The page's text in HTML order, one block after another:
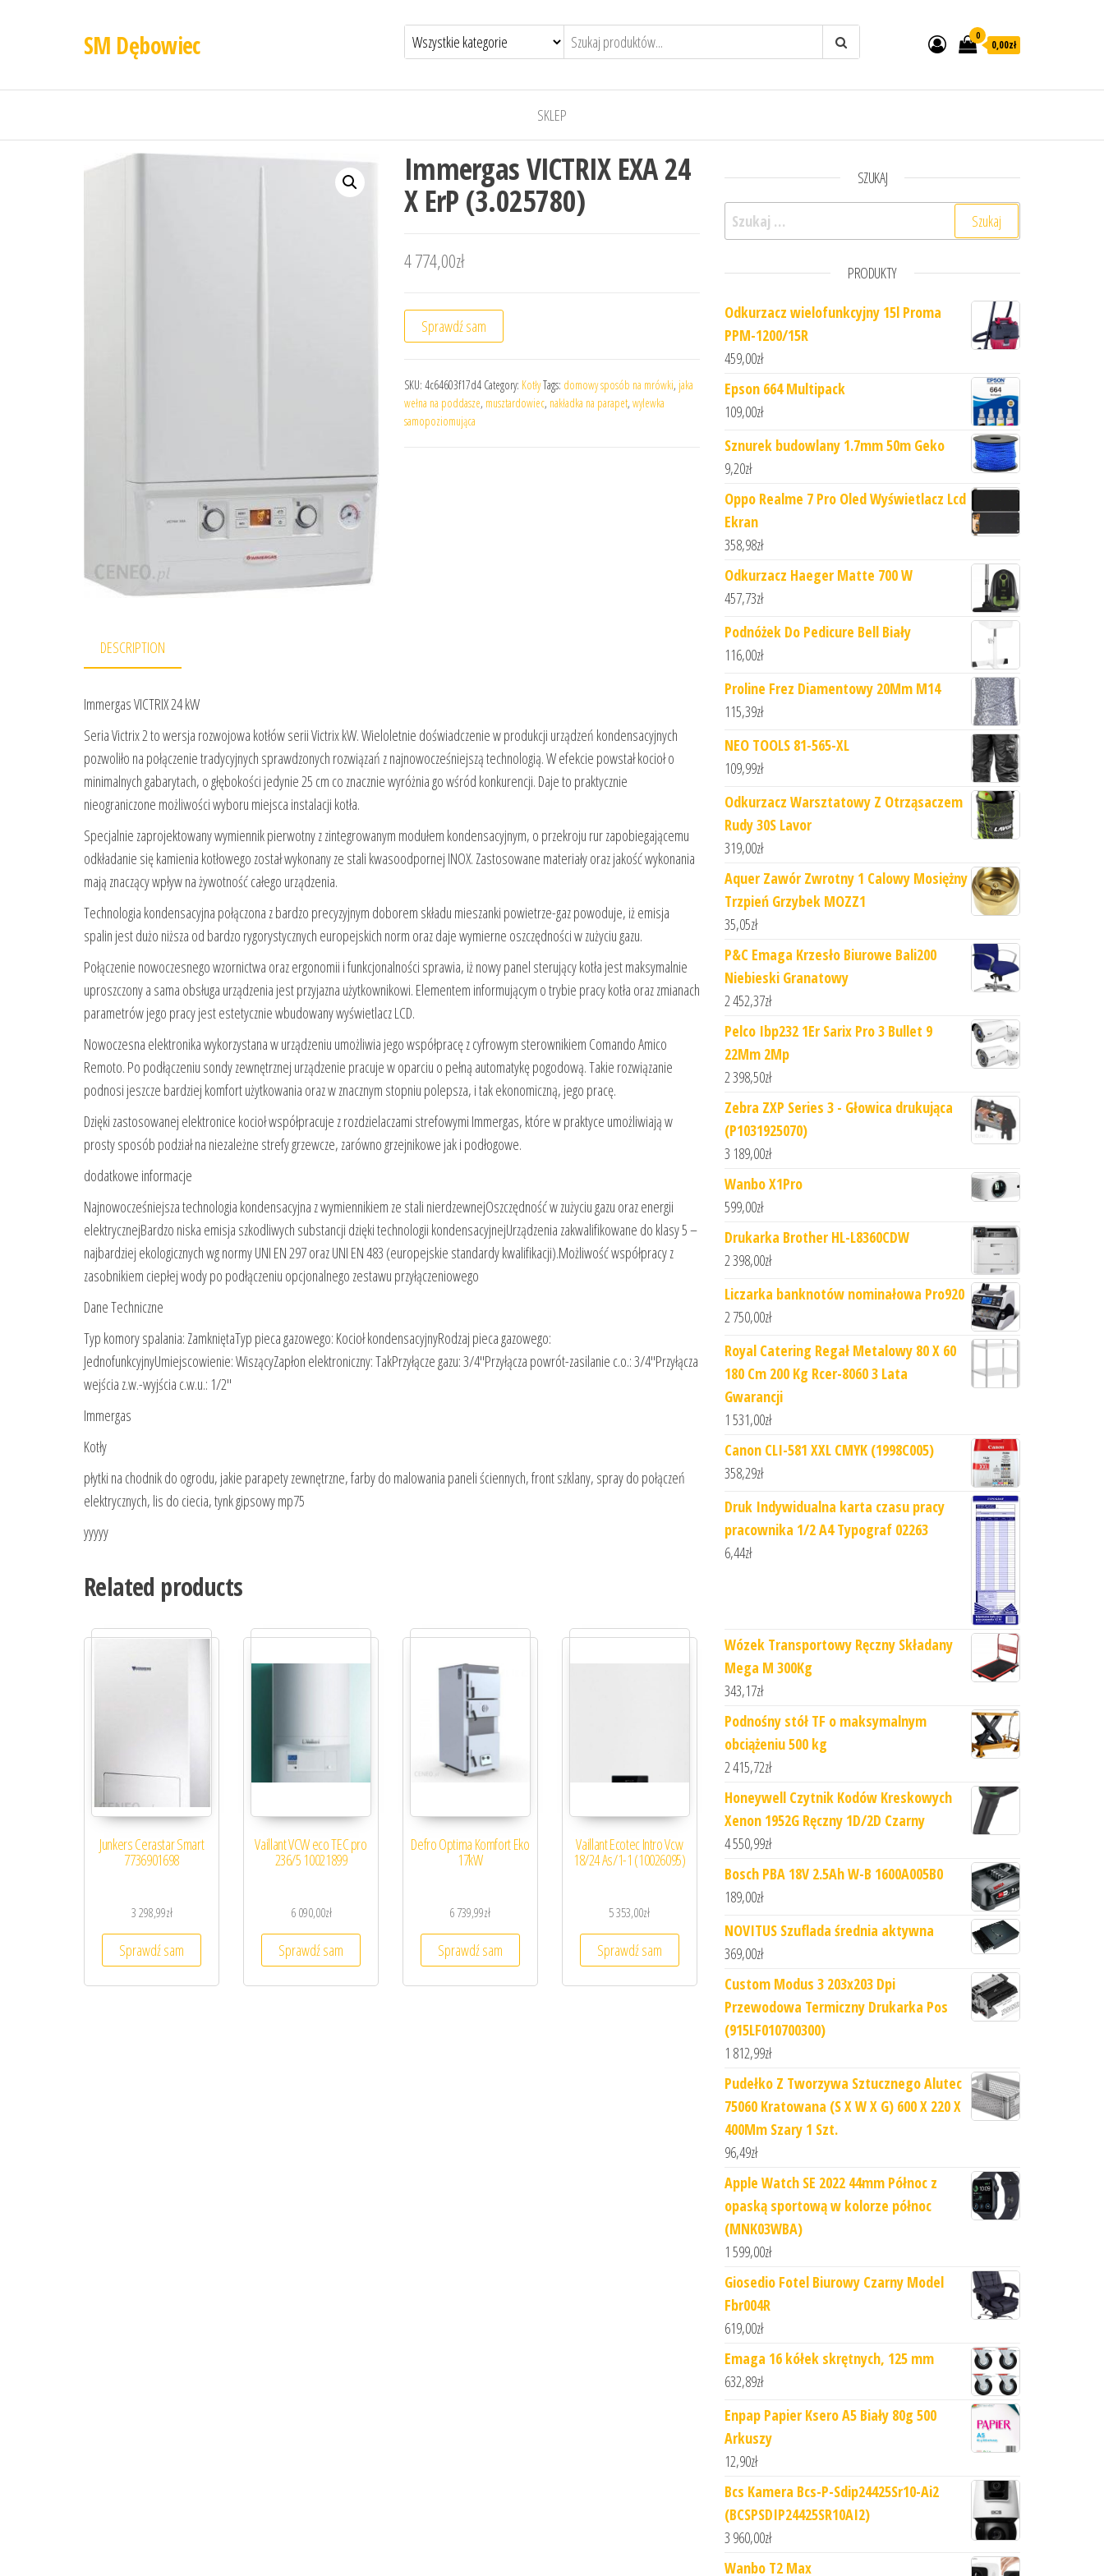
SM Dębowiec 0
0,00zł
SKLEP
Immergas VICTRIX EXA 24
X ErP (3.025780)
4 774,00zł
Sprawdź sam
SKU: 4c64603f17d4 Category: KotłyTags: domowy sposób na mrówki, jaka
wełna na poddasze, musztardowiec, nakładka na parapet, wylewka
samopoziomująca
DESCRIPTION
Immergas VICTRIX 24 kW
Seria Victrix 2 to wersja rozwojowa kotłów serii Victrix kW. Wieloletnie doświadczenie w produkcji urządzeń kondensacyjnych
pozwoliło na połączenie tradycyjnych sprawdzonych rozwiązań z najnowocześniejszą technologią. W efekcie powstał kocioł o
minimalnych gabarytach, o głębokości jedynie 25 cm co znacznie wyróżnia go wśród konkurencji. Daje to praktycznie
nieograniczone możliwości wyboru miejsca instalacji kotła.
Specjalnie zaprojektowany wymiennik pierwotny z zintegrowanym modułem kondensacyjnym, o przekroju rur zapobiegającemu
odkładanie się kamienia kotłowego został wykonany ze stali kwasoodpornej INOX. Zastosowane materiały oraz jakość wykonania
mają znaczący wpływ na żywotność całego urządzenia.
Technologia kondensacyjna połączona z bardzo precyzyjnym doborem składu mieszanki powietrze-gaz powoduje, iż emisja
spalin jest dużo niższa od bardzo rygorystycznych europejskich norm oraz daje wymierne oszczędności w zużyciu gazu.
Połączenie nowoczesnego wzornictwa oraz ergonomii i funkcjonalności sprawia, iż nowy panel sterujący kotła jest maksymalnie
uproszczony a sama obsługa urządzenia jest przyjazna użytkownikowi. Elementem informującym o trybie pracy kotła oraz zmianach
parametrów jego pracy jest estetycznie wbudowany wyświetlacz LCD.
Nowoczesna elektronika wykorzystana w urządzeniu umożliwia jego współpracę z cyfrowym sterownikiem Comando Amico
Remoto. Po podłączeniu sondy zewnętrznej urządzenie pracuje w oparciu o pełną automatykę pogodową. Takie rozwiązanie
podnosi jeszcze bardziej komfort użytkowania oraz w znacznym stopniu polepsza, i tak ekonomiczną, jego pracę.
Dzięki zastosowanej elektronice kocioł współpracuje z rozdzielaczami strefowymi Immergas, które w praktyce umożliwiają w
prosty sposób podział na niezależne strefy grzewcze, zarówno grzejnikowe jak i podłogowe.
dodatkowe informacje
Najnowocześniejsza technologia kondensacyjna z wymiennikiem ze stali nierdzewnejOszczędność w zużyciu gazu oraz energii
elektrycznejBardzo niska emisja szkodliwych substancji dzięki technologii kondensacyjnejUrządzenia zakwalifikowane do klasy 5 –
najbardziej ekologicznych wg normy UNI EN 297 oraz UNI EN 483 (europejskie standardy kwalifikacji).Możliwość współpracy z
zasobnikiem ciepłej wody po podłączeniu opcjonalnego zestawu przyłączeniowego
Dane Techniczne
Typ komory spalania: ZamkniętaTyp pieca gazowego: Kocioł kondensacyjnyRodzaj pieca gazowego:
JednofunkcyjnyUmiejscowienie: WiszącyZapłon elektroniczny: TakPrzyłącze gazu: 3/4″Przyłącza powrót-zasilanie c.o.: 3/4″Przyłącza
wejścia z.w.-wyjścia c.w.u.: 1/2″
Immergas
Kotły
płytki na chodnik do ogrodu, jakie parapety zewnętrzne, farby do malowania paneli ściennych, front szklany, spray do połączeń
elektrycznych, lis do ciecia, tynk gipsowy mp75
yyyyy
Related products
Junkers Cerastar Smart
7736901698
3 298,99zł
Sprawdź sam
Vaillant VCW eco TEC pro
236/5 10021899
6 090,00zł
Sprawdź sam
Defro Optima Komfort Eko
17kW
6 739,99zł
Sprawdź sam
Vaillant Ecotec Intro Vcw
18/24 As/1-1 (10026095)
5 353,00zł
Sprawdź sam
SZUKAJ
Szukaj:
PRODUKTY
Odkurzacz wielofunkcyjny 15l Proma
PPM-1200/15R
459,00zł
Epson 664 Multipack
109,00zł
Sznurek budowlany 1.7mm 50m Geko
9,20zł
Oppo Realme 7 Pro Oled Wyświetlacz Lcd
Ekran
358,98zł
Odkurzacz Haeger Matte 700 W
457,73zł
Podnóżek Do Pedicure Bell Biały
116,00zł
Proline Frez Diamentowy 20Mm M14
115,39zł
NEO TOOLS 81-565-XL
109,99zł
Odkurzacz Warsztatowy Z Otrząsaczem
Rudy 30S Lavor
319,00zł
Aquer Zawór Zwrotny 1 Calowy Mosiężny
Trzpień Grzybek MOZZ1
35,05zł
P&C Emaga Krzesło Biurowe Bali200
Niebieski Granatowy
2 452,37zł
Pelco Ibp232 1Er Sarix Pro 3 Bullet 9
22Mm 2Mp
2 398,50zł
Zebra ZXP Series 3 - Głowica drukująca
(P1031925070)
3 189,00zł
Wanbo X1Pro
599,00zł
Drukarka Brother HL-L8360CDW
2 398,00zł
Liczarka banknotów nominałowa Pro920
2 750,00zł
Royal Catering Regał Metalowy 80 X 60
180 Cm 200 Kg Rcer-8060 3 Lata
Gwarancji
1 531,00zł
Canon CLI-581 XXL CMYK (1998C005)
358,29zł
Druk Indywidualna karta czasu pracy
pracownika 1/2 A4 Typograf 02263
6,44zł
Wózek Transportowy Ręczny Składany
Mega M 300Kg
343,17zł
Podnośny stół TF o maksymalnym
obciążeniu 500 kg
2 415,72zł
Honeywell Czytnik Kodów Kreskowych
Xenon 1952G Ręczny 1D/2D Czarny
4 550,99zł
Bosch PBA 18V 2.5Ah W-B 1600A005B0
189,00zł
NOVITUS Szuflada średnia aktywna
369,00zł
Custom Modus 3 203x203 Dpi
Przewodowa Termiczny Drukarka Pos
(915LF010700300)
1 812,99zł
Pudełko Z Tworzywa Sztucznego Alutec
75060 Kratowana (S X W X G) 600 X 220 X
400Mm Szary 1 Szt.
96,49zł
Apple Watch SE 2022 44mm Północ z
opaską sportową w kolorze północ
(MNK03WBA)
1 599,00zł
Giosedio Fotel Biurowy Czarny Model
Fbr004R
619,00zł
Emaga 16 kółek skrętnych, 125 mm
632,89zł
Enpap Papier Ksero A5 Biały 80g 500
Arkuszy
12,90zł
Bcs Kamera Bcs-P-Sdip24425Sr10-Ai2
(BCSPSDIP24425SR10AI2)
3 960,00zł
Wanbo T2 Max